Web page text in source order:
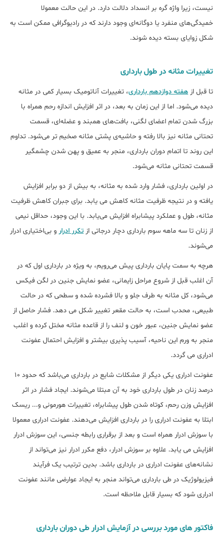
نیست، زیرا واژه گره بر انسداد دلالت دارد. در این حالت معمولا
خمیدگی‌‌‌های منفرد یا دوگانه‌ای وجود دارند که در رادیوگرافی ممکن است به
شکل زوایای بسته دیده شوند.
تغییرات مثانه در طول بارداری
تا قبل از هفته دوازدهم بارداری، تغییرات آناتومیک بسیار کمی در مثانه
دیده می‌شود. اما از این زمان به بعد، در اثر افزایش اندازه رحم همراه با
بزرگ شدن تمام اعضای لگنی، بافت‌‌‌های همبند و عضله‌ای، قسمت
تحتانی مثانه نیز بالا رفته و حاشیه‌ی پشتی مثانه صخیم تر می‌شود. تداوم
این روند تا اتمام دوران بارداری، منجر به عمیق و پهن شدن چشمگیر
قسمت تحتانی مثانه می‌شود.
در اولین بارداری، فشار وارد شده به مثانه، به بیش از دو برابر افزایش
یافته و در نتیجه ظرفیت مثانه کاهش می یابد. برای جبران کاهش ظرفیت
مثانه، طول و عملکرد پیشابراه افزایش می‌یابد. با این وجود، حداقل نیمی
از زنان تا سه ماهه سوم بارداری دچار درجاتی از تکرر ادرار و بی‌اختیاری ادرار
می‌شوند.
هرچه به سمت پایان بارداری پیش می‌رویم، به ویژه در بارداری اول که در
آن اغلب قبل از شروع مراحل زایمانی، عضو نمایش جنین در لگن فیکس
می‌شود، کل مثانه به طرف جلو و بالا فشرده شده و سطحی که در حالت
طبیعی، محدب است، به حالت مقعر تغییر شکل می دهد. فشار حاصل از
عضو نمایش جنین، عبور خون و لنف را از قاعده مثانه مختل کرده و اغلب
منجر به ورم این ناحیه، آسیب پذیری بیشتر و افزایش احتمال عفونت
ادراری می گردد.
عفونت ادراری یکی دیگر از مشکلات شایع در بارداری می‌باشد که حدود 10
درصد زنان در طول بارداری خود به آن مبتلا می‌شوند. ایجاد فشار در اثر
افزایش وزن رحم، کوتاه شدن طول پیشابراه، تغییرات هورمونی و... ریسک
ابتلا به عفونت ادراری را در بارداری افزایش می‌دهند. عفونت ادراری معمولا
با سوزش ادرار همراه است و بعد از برقراری رابطه جنسی، این سوزش ادرار
افزایش می یابد. علاوه بر سوزش ادرار، دفع مکرر ادرار نیز می‌تواند از
نشانه‌های عفونت ادراری در بارداری باشد. بدین ترتیب یک فرآیند
فیزیولوژیک در طی بارداری می‌تواند منجر به ایجاد عوارضی مانند عفونت
ادراری شود که بسیار قابل ملاحظه است.
فاکتور های مورد بررسی در آزمایش ادرار طی دوران بارداری